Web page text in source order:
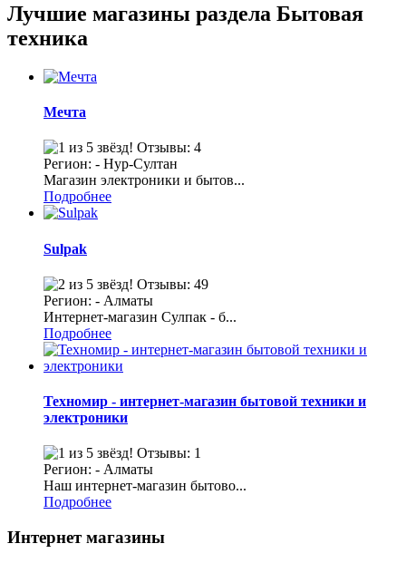
Лучшие магазины раздела Бытовая
техника
Мечта
Отзывы: 4
Регион: - Нур-Султан
Магазин электроники и бытов...
Подробнее
Sulpak
Отзывы: 49
Регион: - Алматы
Интернет-магазин Сулпак - б...
Подробнее
Техномир - интернет-магазин бытовой техники и
электроники
Отзывы: 1
Регион: - Алматы
Наш интернет-магазин бытово...
Подробнее
Интернет магазины